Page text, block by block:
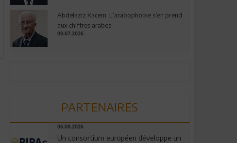
Abdelaziz Kacem: L’arabophobie s’en prend
aux chiffres arabes
09.07.2026
PARTENAIRES
06.08.2026
Un consortium européen développe un